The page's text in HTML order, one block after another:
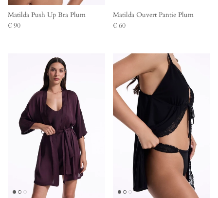
Matilda Push Up Bra Plum
€ 90
Matilda Ouvert Pantie Plum
€ 60